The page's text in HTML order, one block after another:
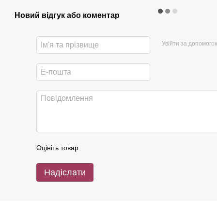
Новий відгук або коментар
Увійти за
Оцініть товар
Надіслати